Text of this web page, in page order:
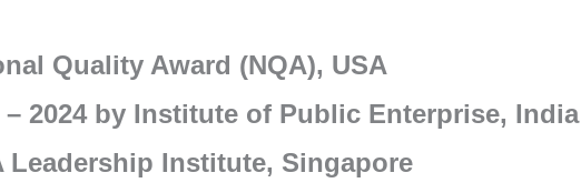
Quality Award (NQA), USA
2024 by Institute of Public Enterprise, India
Leadership Institute, Singapore